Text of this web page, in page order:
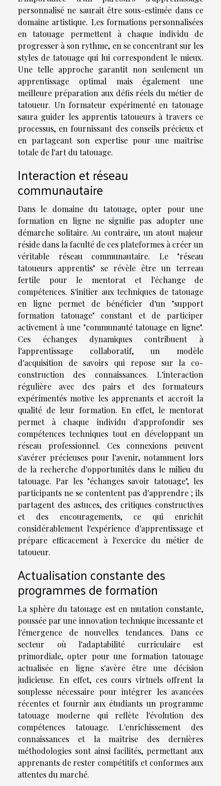
personnalisé ne saurait être sous-estimée dans ce
domaine artistique. Les formations personnalisées
en tatouage permettent à chaque individu de
progresser à son rythme, en se concentrant sur les
styles de tatouage qui lui correspondent le mieux.
Une telle approche garantit non seulement un
apprentissage optimal mais également une
meilleure préparation aux défis réels du métier de
tatoueur. Un formateur expérimenté en tatouage
saura guider les apprentis tatoueurs à travers ce
processus, en fournissant des conseils précieux et
en partageant son expertise pour une maîtrise
totale de l'art du tatouage.
Interaction et réseau
communautaire
Dans le domaine du tatouage, opter pour une
formation en ligne ne signifie pas adopter une
démarche solitaire. Au contraire, un atout majeur
réside dans la faculté de ces plateformes à créer un
véritable réseau communautaire. Le "réseau
tatoueurs apprentis" se révèle être un terreau
fertile pour le mentorat et l'échange de
compétences. S'initier aux techniques de tatouage
en ligne permet de bénéficier d'un "support
formation tatouage" constant et de participer
activement à une "communauté tatouage en ligne".
Ces échanges dynamiques contribuent à
l'apprentissage collaboratif, un modèle
d'acquisition de savoirs qui repose sur la co-
construction des connaissances. L'interaction
régulière avec des pairs et des formateurs
expérimentés motive les apprenants et accroît la
qualité de leur formation. En effet, le mentorat
permet à chaque individu d'approfondir ses
compétences techniques tout en développant un
réseau professionnel. Ces connexions peuvent
s'avérer précieuses pour l'avenir, notamment lors
de la recherche d'opportunités dans le milieu du
tatouage. Par les "échanges savoir tatouage", les
participants ne se contentent pas d'apprendre ; ils
partagent des astuces, des critiques constructives
et des encouragements, ce qui enrichit
considérablement l'expérience d'apprentissage et
prépare efficacement à l'exercice du métier de
tatoueur.
Actualisation constante des
programmes de formation
La sphère du tatouage est en mutation constante,
poussée par une innovation technique incessante et
l'émergence de nouvelles tendances. Dans ce
secteur où l'adaptabilité curriculaire est
primordiale, opter pour une formation tatouage
actualisée en ligne s'avère être une décision
judicieuse. En effet, ces cours virtuels offrent la
souplesse nécessaire pour intégrer les avancées
récentes et fournir aux étudiants un programme
tatouage moderne qui reflète l'évolution des
compétences tatouage. L'enrichissement des
connaissances et la maîtrise des dernières
méthodologies sont ainsi facilités, permettant aux
apprenants de rester compétitifs et conformes aux
attentes du marché.